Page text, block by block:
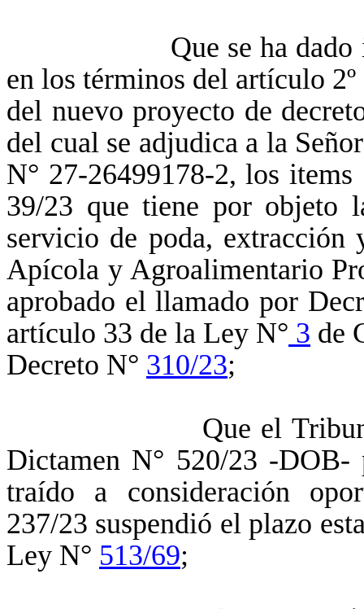
Que se ha dado
en los términos del artículo
del nuevo proyecto de
del cual se adjudica a la
N° 27-26499178-2, los
39/23 que tiene por objeto
servicio de poda,
Apícola y Agroalimentario
aprobado el llamado por
artículo 33 de la Ley N° 3 de
Decreto N° 310/23;
Que el Tribunal de
Dictamen N° 520/23 -
traído a consideración
237/23 suspendió el plazo
Ley N° 513/69;